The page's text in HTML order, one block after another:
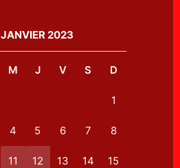
JANVIER 2023
M J V S D
1
4 5 6 7 8
11 12 13 14 15